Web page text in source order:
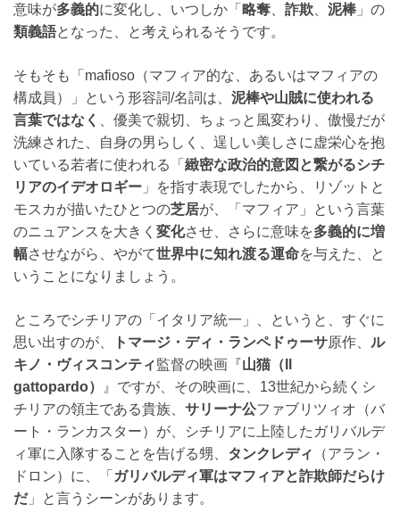
意味が多義的に変化し、いつしか「 略奪 詐欺 泥棒 」の
類義語となった、と考えられるそうです。
そもそも「mafioso（マフィア的な、あるいはマフィアの
構成員）」という形容詞/名詞は、 泥棒や山賊に使われる
言葉ではなく
、優美で親切、ちょっと風変わり、傲慢だが
洗練された、自身の男らしく、逞しい美しさに虚栄心を抱
いている若者に使われる「 緻密な政治的意図と繋がるシチ
リアのイデオロギー 」を指す表現でしたから、リゾットと
モスカが描いたひとつの芝居が、「マフィア」という言葉
のニュアンスを大きく 変化させ、さらに意味を多義的に増
幅させながら、やがて世界中に知れ渡る運命を与えた、と
いうことになりましょう。
ところでシチリアの「イタリア統一」、というと、すぐに
思い出すのが、
トマージ・ディ・ランペドゥーサ原作、 ル
キノ・ヴィスコンティ監督の映画『山猫（Il
gattopardo）
』ですが、その映画に、13世紀から続くシ
チリアの領主である貴族、 サリーナ公ファブリツィオ（バ
ート・ランカスター）が、シチリアに上陸したガリバルデ
ィ軍に入隊することを告げる甥、 タンクレディ
（アラン・
ドロン）に、「 ガリバルディ軍はマフィアと詐欺師だらけ
だ」と言うシーンがあります。